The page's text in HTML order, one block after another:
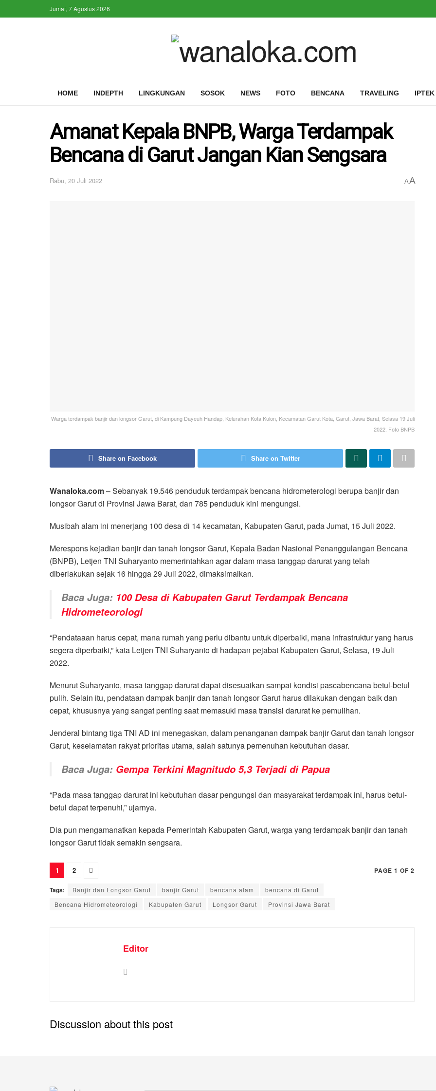
Jumat, 7 Agustus 2026
HOME INDEPTH LINGKUNGAN SOSOK NEWS FOTO BENCANA TRAVELING IPTEK
Amanat Kepala BNPB, Warga Terdampak
Bencana di Garut Jangan Kian Sengsara
Rabu, 20 Juli 2022 AA
Warga terdampak banjir dan longsor Garut, di Kampung Dayeuh Handap, Kelurahan Kota Kulon, Kecamatan Garut Kota, Garut, Jawa Barat, Selasa 19 Juli
2022. Foto BNPB
Share on Facebook Share on Twitter
Wanaloka.com– Sebanyak 19.546 penduduk terdampak bencana hidrometerologi berupa banjir dan
longsor Garut di Provinsi Jawa Barat, dan 785 penduduk kini mengungsi.
Musibah alam ini menerjang 100 desa di 14 kecamatan, Kabupaten Garut, pada Jumat, 15 Juli 2022.
Merespons kejadian banjir dan tanah longsor Garut, Kepala Badan Nasional Penanggulangan Bencana
(BNPB), Letjen TNI Suharyanto memerintahkan agar dalam masa tanggap darurat yang telah
diberlakukan sejak 16 hingga 29 Juli 2022, dimaksimalkan.
Baca Juga: 100 Desa di Kabupaten Garut Terdampak Bencana
Hidrometeorologi
“Pendataaan harus cepat, mana rumah yang perlu dibantu untuk diperbaiki, mana infrastruktur yang harus
segera diperbaiki,” kata Letjen TNI Suharyanto di hadapan pejabat Kabupaten Garut, Selasa, 19 Juli
2022.
Menurut Suharyanto, masa tanggap darurat dapat disesuaikan sampai kondisi pascabencana betul-betul
pulih. Selain itu, pendataan dampak banjir dan tanah longsor Garut harus dilakukan dengan baik dan
cepat, khususnya yang sangat penting saat memasuki masa transisi darurat ke pemulihan.
Jenderal bintang tiga TNI AD ini menegaskan, dalam penanganan dampak banjir Garut dan tanah longsor
Garut, keselamatan rakyat prioritas utama, salah satunya pemenuhan kebutuhan dasar.
Baca Juga: Gempa Terkini Magnitudo 5,3 Terjadi di Papua
“Pada masa tanggap darurat ini kebutuhan dasar pengungsi dan masyarakat terdampak ini, harus betul-
betul dapat terpenuhi,” ujarnya.
Dia pun mengamanatkan kepada Pemerintah Kabupaten Garut, warga yang terdampak banjir dan tanah
longsor Garut tidak semakin sengsara.
PAGE 1 OF 2
1 2
Tags: Banjir dan Longsor Garut banjir Garut bencana alam
bencana di Garut
Bencana Hidrometeorologi
Kabupaten Garut Longsor Garut Provinsi Jawa Barat
Editor
Discussion about this post